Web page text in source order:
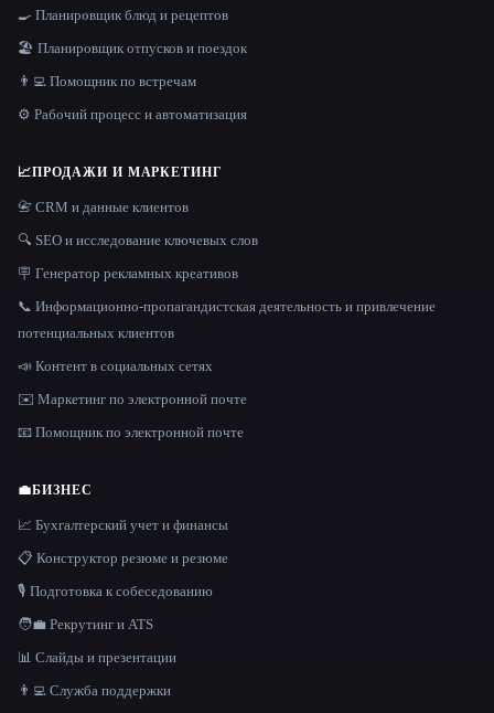
🍳 Планировщик блюд и рецептов
🏖 Планировщик отпусков и поездок
👨‍💻 Помощник по встречам
⚙️ Рабочий процесс и автоматизация
📈ПРОДАЖИ И МАРКЕТИНГ
📇 CRM и данные клиентов
🔍 SEO и исследование ключевых слов
🪧 Генератор рекламных креативов
📞 Информационно-пропагандистская деятельность и привлечение
потенциальных клиентов
📣 Контент в социальных сетях
✉️ Маркетинг по электронной почте
📧 Помощник по электронной почте
💼БИЗНЕС
📈 Бухгалтерский учет и финансы
📋 Конструктор резюме и резюме
🎙️ Подготовка к собеседованию
🧑‍💼 Рекрутинг и ATS
📊 Слайды и презентации
👨‍💻 Служба поддержки